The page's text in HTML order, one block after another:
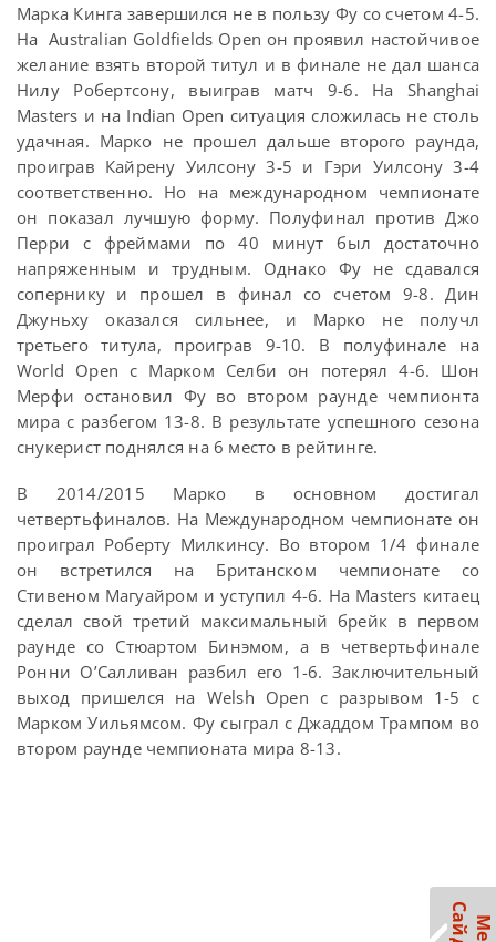
Марка Кинга завершился не в пользу Фу со счетом 4-5.
На Australian Goldfields Open он проявил настойчивое
желание взять второй титул и в финале не дал шанса
Нилу Робертсону, выиграв матч 9-6. На Shanghai
Masters и на Indian Open ситуация сложилась не столь
удачная. Марко не прошел дальше второго раунда,
проиграв Кайрену Уилсону 3-5 и Гэри Уилсону 3-4
соответственно. Но на международном чемпионате
он показал лучшую форму. Полуфинал против Джо
Перри с фреймами по 40 минут был достаточно
напряженным и трудным. Однако Фу не сдавался
сопернику и прошел в финал со счетом 9-8. Дин
Джуньху оказался сильнее, и Марко не получл
третьего титула, проиграв 9-10. В полуфинале на
World Open с Марком Селби он потерял 4-6. Шон
Мерфи остановил Фу во втором раунде чемпионта
мира с разбегом 13-8. В результате успешного сезона
снукерист поднялся на 6 место в рейтинге.
В 2014/2015 Марко в основном достигал
четвертьфиналов. На Международном чемпионате он
проиграл Роберту Милкинсу. Во втором 1/4 финале
он встретился на Британском чемпионате со
Стивеном Магуайром и уступил 4-6. На Masters китаец
сделал свой третий максимальный брейк в первом
раунде со Стюартом Бинэмом, а в четвертьфинале
Ронни О’Салливан разбил его 1-6. Заключительный
выход пришелся на Welsh Open с разрывом 1-5 с
Марком Уильямсом. Фу сыграл с Джаддом Трампом во
втором раунде чемпионата мира 8-13.